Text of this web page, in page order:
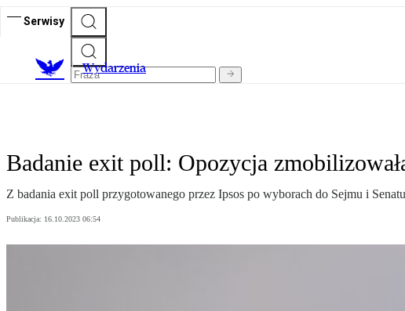
Serwisy
Wydarzenia
Badanie exit poll: Opozycja
Z badania exit poll przygotowanego przez Ipsos po wyborach do Sejmu i
Publikacja: 16.10.2023 06:54